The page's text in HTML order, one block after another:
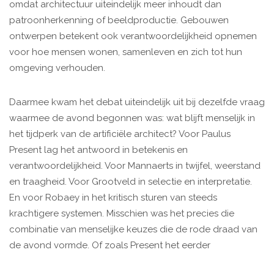
omdat architectuur uiteindelijk meer inhoudt dan
patroonherkenning of beeldproductie. Gebouwen
ontwerpen betekent ook verantwoordelijkheid opnemen
voor hoe mensen wonen, samenleven en zich tot hun
omgeving verhouden.
Daarmee kwam het debat uiteindelijk uit bij dezelfde vraag
waarmee de avond begonnen was: wat blijft menselijk in
het tijdperk van de artificiële architect? Voor Paulus
Present lag het antwoord in betekenis en
verantwoordelijkheid. Voor Mannaerts in twijfel, weerstand
en traagheid. Voor Grootveld in selectie en interpretatie.
En voor Robaey in het kritisch sturen van steeds
krachtigere systemen. Misschien was het precies die
combinatie van menselijke keuzes die de rode draad van
de avond vormde. Of zoals Present het eerder